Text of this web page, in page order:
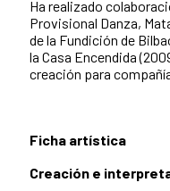
Ha realizado
Provisional Danza,
de la Fundición de
la Casa Encendida
creación para
Ficha artística
Creación e